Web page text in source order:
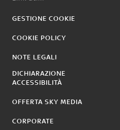
GESTIONE COOKIE
COOKIE POLICY
NOTE LEGALI
DICHIARAZIONE
ACCESSIBILITÀ
OFFERTA SKY MEDIA
CORPORATE